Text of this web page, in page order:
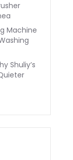
Machine
Shuliy’s